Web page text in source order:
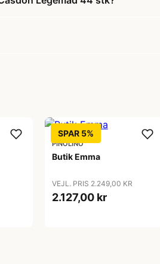
SPAR 5%
PINOLINO
Butik Emma
VEJL. PRIS 2.249,00 KR
2.127,00 kr